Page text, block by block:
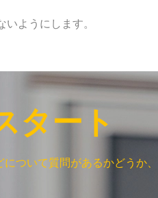
ようにします。
タート
ついて質問があるかどうか